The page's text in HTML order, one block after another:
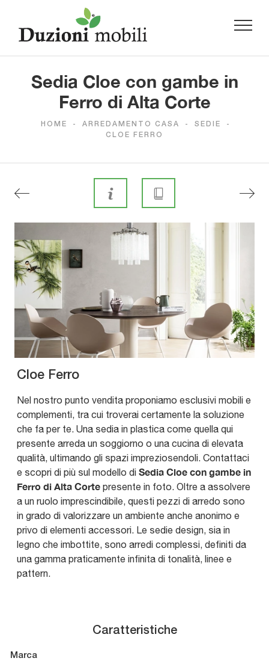
Sedia Cloe con gambe in
Ferro di Alta Corte
HOME - ARREDAMENTO CASA - SEDIE
-
CLOE FERRO
Cloe Ferro
Nel nostro punto vendita proponiamo esclusivi mobili e
complementi, tra cui troverai certamente la soluzione
che fa per te. Una sedia in plastica come quella qui
presente arreda un soggiorno o una cucina di elevata
qualità, ultimando gli spazi impreziosendoli. Contattaci
e scopri di più sul modello di Sedia Cloe con gambe in
Ferro di Alta Corte presente in foto. Oltre a assolvere
a un ruolo imprescindibile, questi pezzi di arredo sono
in grado di valorizzare un ambiente anche anonimo e
privo di elementi accessori. Le sedie design, sia in
legno che imbottite, sono arredi complessi, definiti da
una gamma praticamente infinita di tonalità, linee e
pattern.
Caratteristiche
Marca